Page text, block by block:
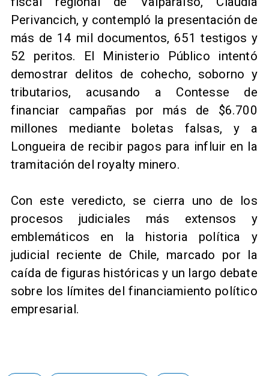
Perivancich, y contempló la presentación de
más de 14 mil documentos, 651 testigos y
52 peritos. El Ministerio Público intentó
demostrar delitos de cohecho, soborno y
tributarios, acusando a Contesse de
financiar campañas por más de $6.700
millones mediante boletas falsas, y a
Longueira de recibir pagos para influir en la
tramitación del royalty minero.
Con este veredicto, se cierra uno de los
procesos judiciales más extensos y
emblemáticos en la historia política y
judicial reciente de Chile, marcado por la
caída de figuras históricas y un largo debate
sobre los límites del financiamiento político
empresarial.